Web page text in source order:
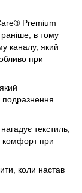
Premium
раніше, в тому
каналу, який
при
подразнення
текстиль,
комфорт при
коли настав